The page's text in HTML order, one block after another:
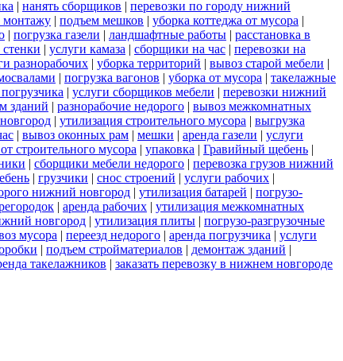
| нанять сборщиков | перевозки по городу нижний
монтажу | подъем мешков | уборка коттеджа от мусора |
| погрузка газели | ландшафтные работы | расстановка в
стенки | услуги камаза | сборщики на час | перевозки на
разнорабочих | уборка территорий | вывоз старой мебели |
| погрузка вагонов | уборка от мусора | такелажные
| услуги сборщиков мебели | перевозки нижний
зданий | разнорабочие недорого | вывоз межкомнатных
| утилизация строительного мусора | выгрузка
| вывоз оконных рам | мешки | аренда газели | услуги
строительного мусора | упаковка | Гравийный щебень |
| сборщики мебели недорого | перевозка грузов нижний
| грузчики | снос строений | услуги рабочих |
нижний новгород | утилизация батарей | погрузо-
| аренда рабочих | утилизация межкомнатных
новгород | утилизация плиты | погрузо-разгрузочные
мусора | переезд недорого | аренда погрузчика | услуги
| подъем стройматериалов | демонтаж зданий |
такелажников | заказать перевозку в нижнем новгороде